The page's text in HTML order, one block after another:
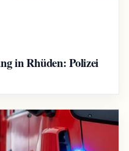
in Rhüden: Polizei